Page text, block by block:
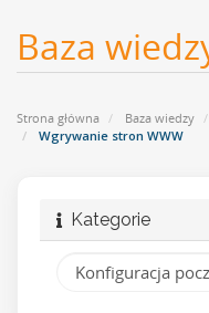
Baza
Strona główna Baza wiedzy
Wgrywanie stron WWW
Kategorie